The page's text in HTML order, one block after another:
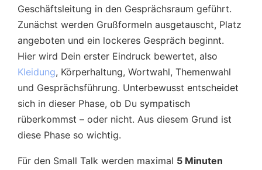
Geschäftsleitung in den Gesprächsraum geführt.
Zunächst werden Grußformeln ausgetauscht, Platz
angeboten und ein lockeres Gespräch beginnt.
Hier wird Dein erster Eindruck bewertet, also
Kleidung, Körperhaltung, Wortwahl, Themenwahl
und Gesprächsführung. Unterbewusst entscheidet
sich in dieser Phase, ob Du sympatisch
rüberkommst – oder nicht. Aus diesem Grund ist
diese Phase so wichtig.
Für den Small Talk werden maximal 5 Minuten